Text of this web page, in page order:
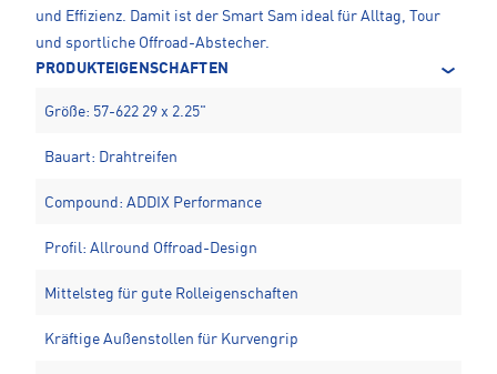
und Effizienz. Damit ist der Smart Sam ideal für Alltag, Tour
und sportliche Offroad-Abstecher.
PRODUKTEIGENSCHAFTEN
Größe: 57-622 29 x 2.25"
Bauart: Drahtreifen
Compound: ADDIX Performance
Profil: Allround Offroad-Design
Mittelsteg für gute Rolleigenschaften
Kräftige Außenstollen für Kurvengrip